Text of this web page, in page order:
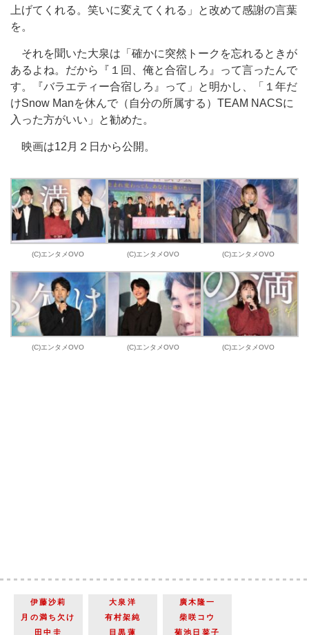
上げてくれる。笑いに変えてくれる」と改めて感謝の言葉
を。
それを聞いた大泉は「確かに突然トークを忘れるときが
あるよね。だから『１回、俺と合宿しろ』って言ったんで
す。『バラエティー合宿しろ』って」と明かし、「１年だ
けSnow Manを休んで（自分の所属する）TEAM NACSに
入った方がいい」と勧めた。
映画は12月２日から公開。
(C)エンタメOVO (C)エンタメOVO (C)エンタメOVO
(C)エンタメOVO (C)エンタメOVO (C)エンタメOVO
伊藤沙莉 大泉洋
廣木隆一
月の満ち欠け
有村架純
柴咲コウ
田中圭
目黒蓮 菊池日菜子